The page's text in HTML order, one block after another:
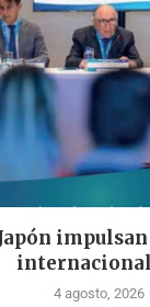
internacional
4 agosto, 2026